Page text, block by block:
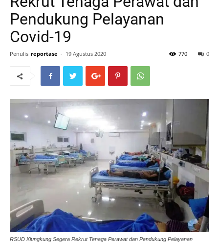
Pendukung Pelayanan
Covid-19
Penulis reportase - 19 Agustus 2020 0
770
RSUD Klungkung Segera Rekrut Tenaga Perawat dan Pendukung Pelayanan